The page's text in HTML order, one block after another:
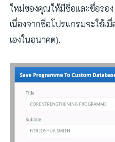
ใหม่ของคุณให้มีชื่อและชื่อรอ
เนื่องจากชื่อโปรแกรมจะใช้
เองในอนาคต).